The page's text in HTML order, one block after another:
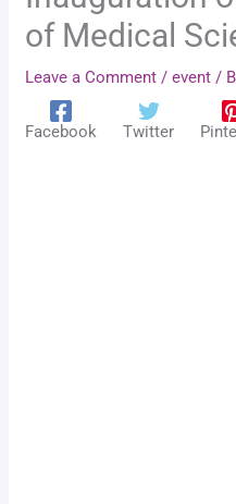
of Medical
Leave a Comment /event /
Facebook Twitter